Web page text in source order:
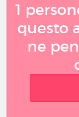
1
questo
ne